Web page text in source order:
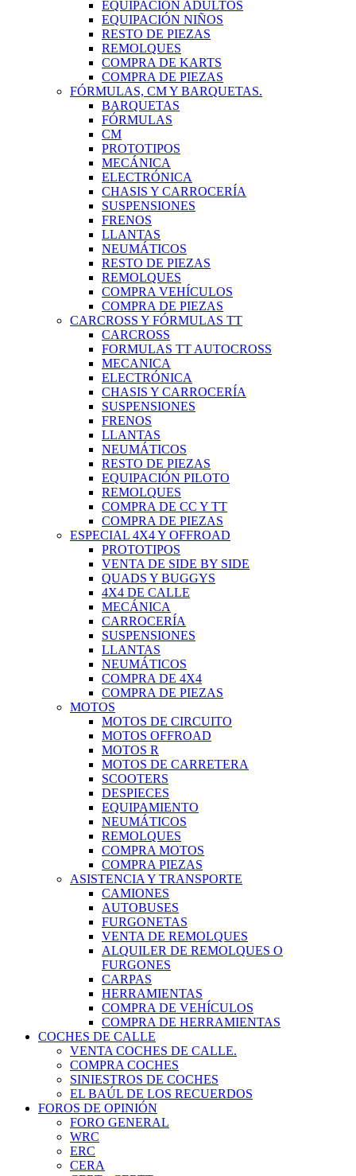
EQUIPACIÓN ADULTOS
EQUIPACIÓN NIÑOS
RESTO DE PIEZAS
REMOLQUES
COMPRA DE KARTS
COMPRA DE PIEZAS
FÓRMULAS, CM Y BARQUETAS.
BARQUETAS
FÓRMULAS
CM
PROTOTIPOS
MECÁNICA
ELECTRÓNICA
CHASIS Y CARROCERÍA
SUSPENSIONES
FRENOS
LLANTAS
NEUMÁTICOS
RESTO DE PIEZAS
REMOLQUES
COMPRA VEHÍCULOS
COMPRA DE PIEZAS
CARCROSS Y FÓRMULAS TT
CARCROSS
FORMULAS TT AUTOCROSS
MECANICA
ELECTRÓNICA
CHASIS Y CARROCERÍA
SUSPENSIONES
FRENOS
LLANTAS
NEUMÁTICOS
RESTO DE PIEZAS
EQUIPACIÓN PILOTO
REMOLQUES
COMPRA DE CC Y TT
COMPRA DE PIEZAS
ESPECIAL 4X4 Y OFFROAD
PROTOTIPOS
VENTA DE SIDE BY SIDE
QUADS Y BUGGYS
4X4 DE CALLE
MECÁNICA
CARROCERÍA
SUSPENSIONES
LLANTAS
NEUMÁTICOS
COMPRA DE 4X4
COMPRA DE PIEZAS
MOTOS
MOTOS DE CIRCUITO
MOTOS OFFROAD
MOTOS R
MOTOS DE CARRETERA
SCOOTERS
DESPIECES
EQUIPAMIENTO
NEUMÁTICOS
REMOLQUES
COMPRA MOTOS
COMPRA PIEZAS
ASISTENCIA Y TRANSPORTE
CAMIONES
AUTOBUSES
FURGONETAS
VENTA DE REMOLQUES
ALQUILER DE REMOLQUES O
FURGONES
CARPAS
HERRAMIENTAS
COMPRA DE VEHÍCULOS
COMPRA DE HERRAMIENTAS
COCHES DE CALLE
VENTA COCHES DE CALLE.
COMPRA COCHES
SINIESTROS DE COCHES
EL BAÚL DE LOS RECUERDOS
FOROS DE OPINIÓN
FORO GENERAL
WRC
ERC
CERA